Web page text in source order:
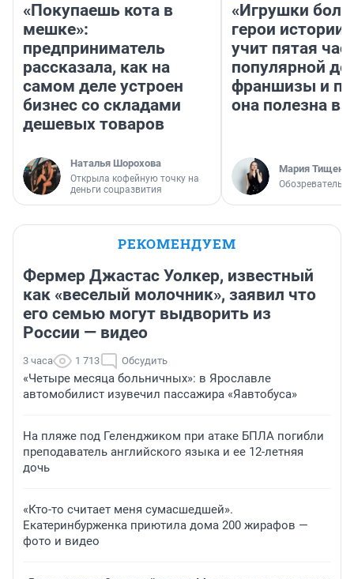
«Покупаешь кота в
мешке»:
предприниматель
рассказала, как на
самом деле устроен
бизнес со складами
дешевых товаров
Наталья Шорохова
Открыла кофейную точку на
деньги соцразвития
«Игрушки
герои
учит пятая
популярной
франшизы и
она полезна
Мария Тищенко
Обозреватель
РЕКОМЕНДУЕМ
Фермер Джастас Уолкер, известный
как «веселый молочник», заявил что
его семью могут выдворить из
России — видео
3 часа 1 713 Обсудить
«Четыре месяца больничных»: в Ярославле
автомобилист изувечил пассажира «Яавтобуса»
На пляже под Геленджиком при атаке БПЛА погибли
преподаватель английского языка и ее 12-летняя
дочь
«Кто-то считает меня сумасшедшей».
Екатеринбурженка приютила дома 200 жирафов —
фото и видео